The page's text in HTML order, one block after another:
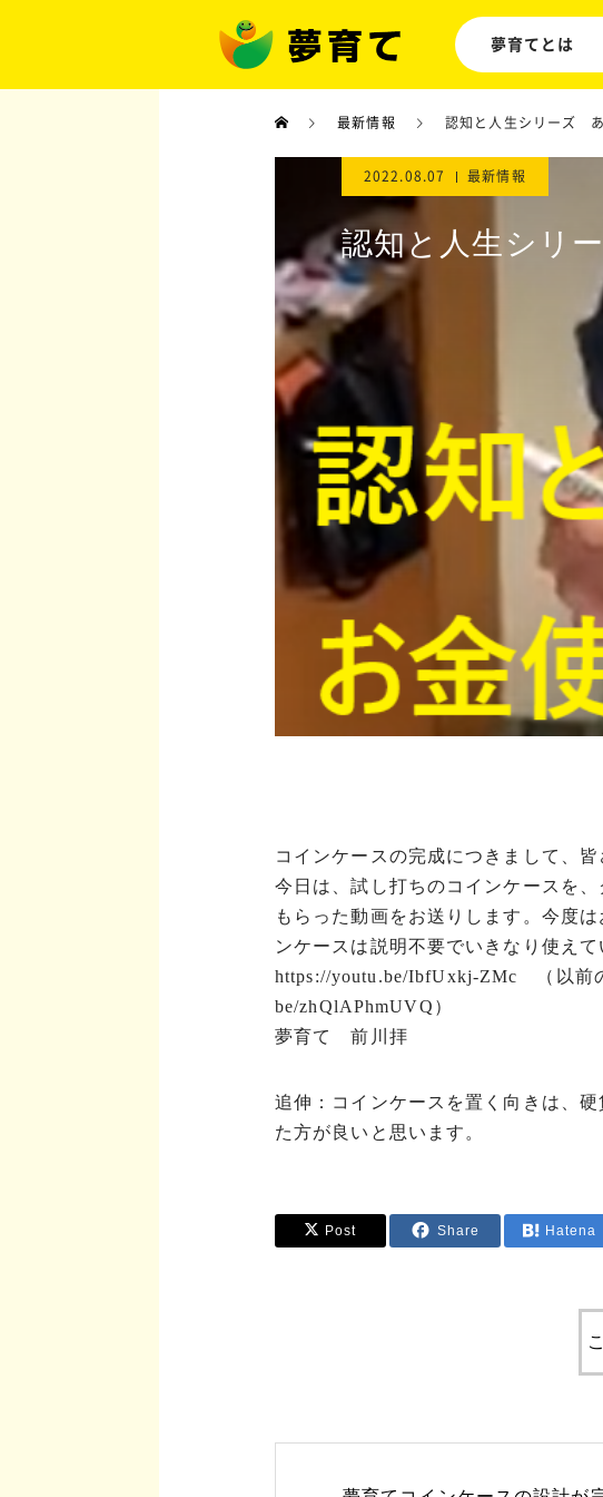
夢育てとは
最新情報 認知と人生シリーズ あ
2022.08.07 最新情報
認知と人生シリ
コインケースの完成につきまして、
今日は、試し打ちのコインケースを
もらった動画をお送りします。今度
ンケースは説明不要でいきなり使え
https://youtu.be/IbfUxkj-ZMc （以前
be/zhQlAPhmUVQ ）
夢育て 前川拝
追伸：コインケースを置く向きは、
た方が良いと思います。
Post Share Hatena